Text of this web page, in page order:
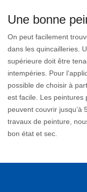
Une bonne
On peut facilement
dans les quincailleries.
supérieure doit être
intempéries. Pour
possible de choisir à
est facile. Les peintures
peuvent couvrir jusqu’à
travaux de peinture,
bon état et sec.